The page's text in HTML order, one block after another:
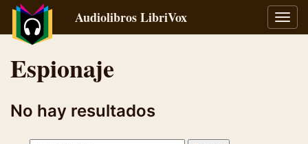
Audiolibros LibriVox
Espionaje
No hay resultados